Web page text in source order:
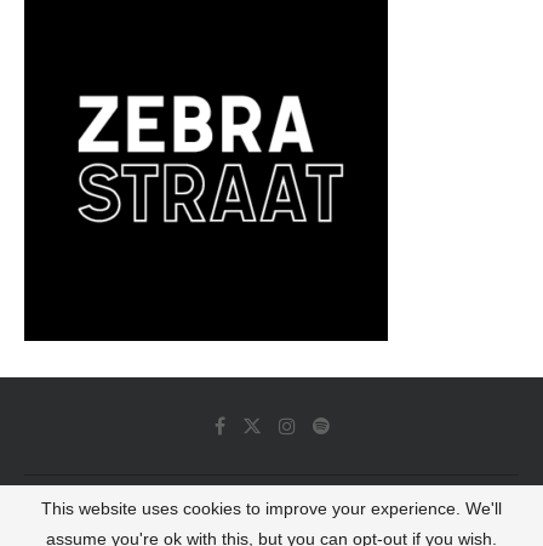
© 2022 - Luminous Dash All Rights Reserved
This website uses cookies to improve your experience. We'll
assume you're ok with this, but you can opt-out if you wish.